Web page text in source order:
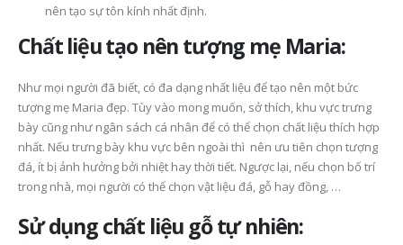
nên tạo sự tôn kính nhất định.
Chất liệu tạo nên tượng mẹ Maria:
Như mọi người đã biết, có đa dạng nhất liệu để tạo nên một bức
tượng mẹ Maria đẹp. Tùy vào mong muốn, sở thích, khu vực trưng
bày cũng như ngân sách cá nhân để có thể chọn chất liệu thích hợp
nhất. Nếu trưng bày khu vực bên ngoài thì nên ưu tiên chọn tượng
đá, ít bị ảnh hưởng bởi nhiệt hay thời tiết. Ngược lại, nếu chọn bố trí
trong nhà, mọi người có thể chọn vật liệu đá, gỗ hay đồng, …
Sử dụng chất liệu gỗ tự nhiên: